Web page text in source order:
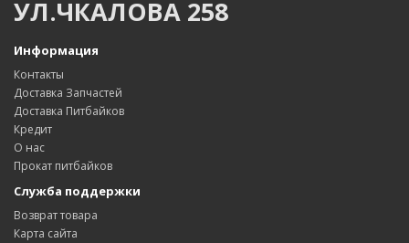
УЛ.ЧКАЛОВА 258
Информация
Контакты
Доставка Запчастей
Доставка Питбайков
Кредит
О нас
Прокат питбайков
Служба поддержки
Возврат товара
Карта сайта